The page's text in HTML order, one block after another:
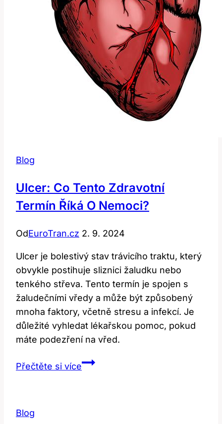
Blog
Ulcer: Co Tento Zdravotní
Termín Říká O Nemoci?
OdEuroTran.cz 2. 9. 2024
Ulcer je bolestivý stav trávicího traktu, který
obvykle postihuje sliznici žaludku nebo
tenkého střeva. Tento termín je spojen s
žaludečními vředy a může být způsobený
mnoha faktory, včetně stresu a infekcí. Je
důležité vyhledat lékařskou pomoc, pokud
máte podezření na vřed.
Přečtěte si víceUlcer:
Blog